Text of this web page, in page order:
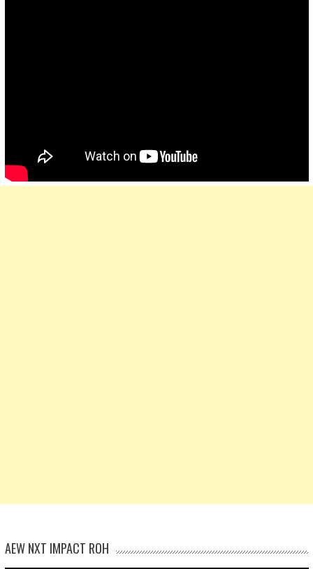
AEW NXT IMPACT ROH